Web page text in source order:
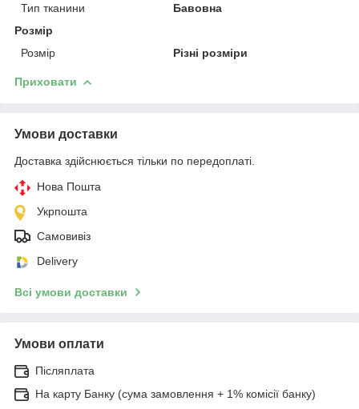
Тип тканини
Бавовна
Розмір
Розмір
Різні розміри
Приховати
Умови доставки
Доставка здійснюється тільки по передоплаті.
Нова Пошта
Укрпошта
Самовивіз
Delivery
Всі умови доставки
Умови оплати
Післяплата
На карту Банку (сума замовлення + 1% комісії банку)